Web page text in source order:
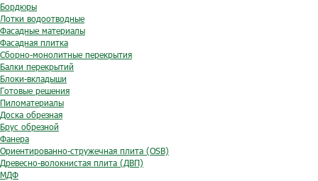
Бордюры
Лотки водоотводные
Фасадные материалы
Фасадная плитка
Сборно-монолитные перекрытия
Балки перекрытий
Блоки-вкладыши
Готовые решения
Пиломатериалы
Доска обрезная
Брус обрезной
Фанера
Ориентированно-стружечная плита (OSB)
Древесно-волокнистая плита (ДВП)
МДФ